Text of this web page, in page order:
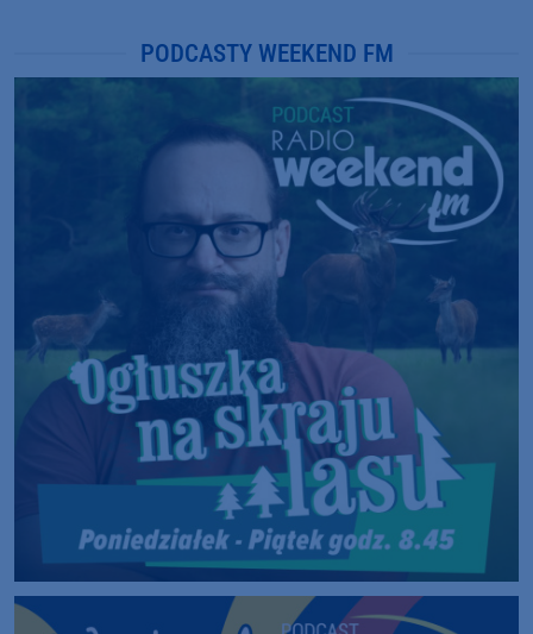
PODCASTY WEEKEND FM